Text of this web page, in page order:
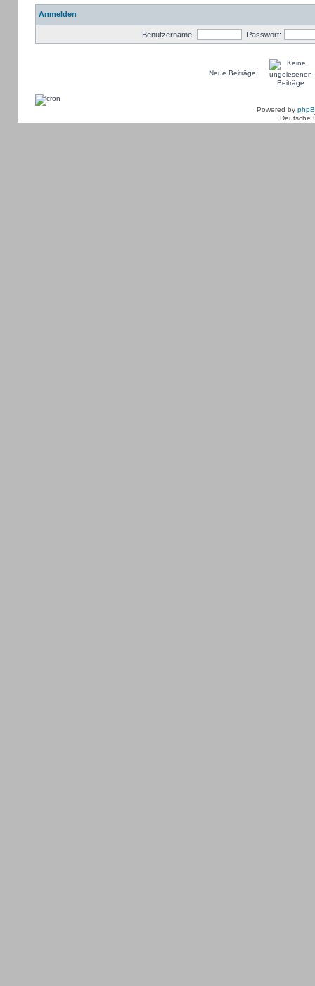
Anmelden
Benutzername: Passwort:
Neue Beiträge
Powered by
Deutsche